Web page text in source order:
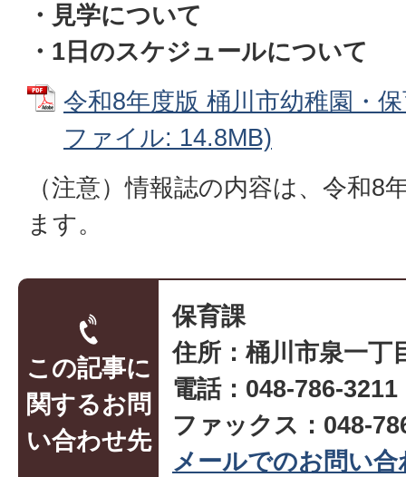
・見学について
・1日のスケジュールについて
令和8年度版 桶川市幼稚園・
ファイル: 14.8MB)
（注意）情報誌の内容は、令和8
ます。
この記事に
関するお問
い合わせ先
保育課
住所：桶川市泉一丁
電話：048-786-3211
ファックス：048-
メールでのお問い